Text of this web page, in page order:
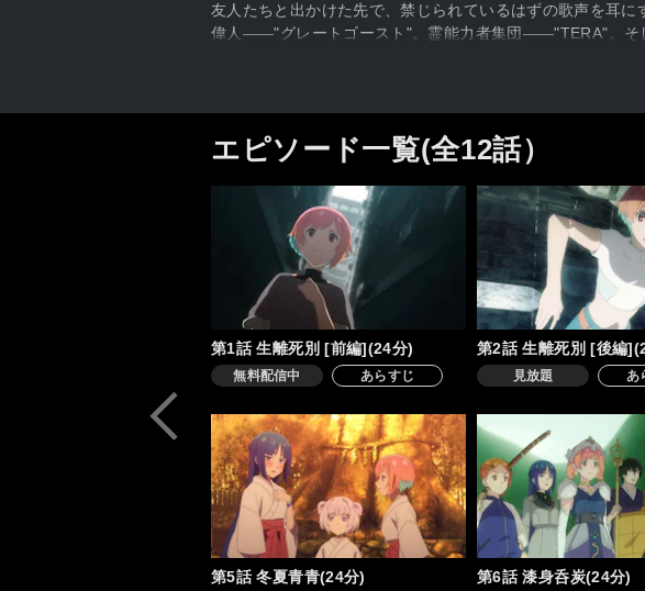
友人たちと出かけた先で、禁じられているはずの歌声を耳
偉人――"グレートゴースト"。霊能力者集団――"TERA"。そ
エピソード一覧(全12話）
第1話 生離死別 [前編](24分)
無料配信中 あらすじ
第2話 生離死別 [後編
見放題 あ
第5話 冬夏青青(24分) 第6話 漆身呑炭(24分)